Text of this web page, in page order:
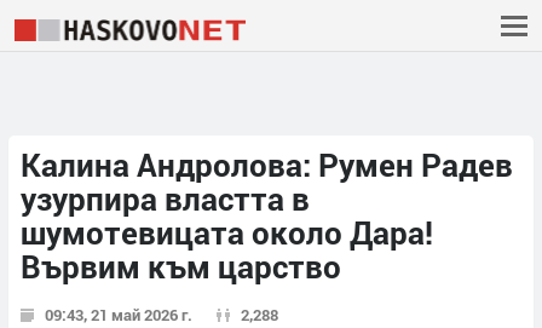
Калина Андролова: Румен Радев
узурпира властта в
шумотевицата около Дара!
Вървим към царство
09:43, 21 май 2026 г. 2,288